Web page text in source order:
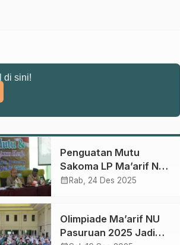
di sini!
Penguatan Mutu
Sakoma LP Ma’arif NU
Pasuruan, Gus Taufiq
calendar_month Rab, 24 Des 2025
Olimpiade Ma’arif NU
Pasuruan 2025 Jadi